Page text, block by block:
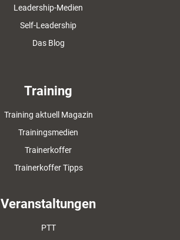
Leadership-Medien
Self-Leadership
Das Blog
Training
Training aktuell Magazin
Trainingsmedien
Trainerkoffer
Trainerkoffer Tipps
Veranstaltungen
PTT